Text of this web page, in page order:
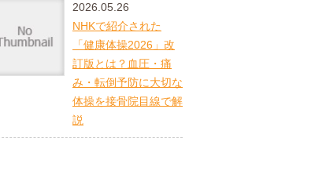
2026.05.26
NHKで紹介された
「健康体操2026」改
訂版とは？血圧・痛
み・転倒予防に大切な
体操を接骨院目線で解
説